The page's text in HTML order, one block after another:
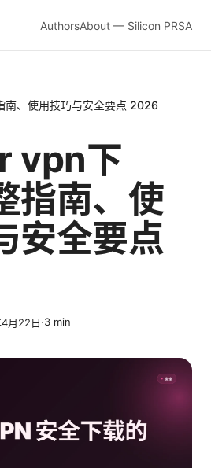
AuthorsAbout — Silicon PRSA
南、使用技巧与安全要点 2026
vpn下
指南、使
安全要点
月22日·3 min